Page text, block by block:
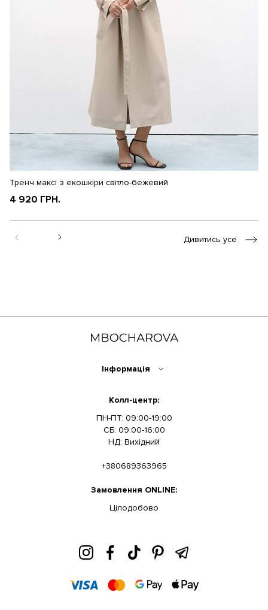
Тренч максі з екошкіри світло-бежевий
4 920 ГРН.
Дивитись усе
Інформація
Колл-центр:
ПН-ПТ: 09:00-19:00
СБ: 09:00-16:00
НД: Вихідний
+380689363965
Замовлення ONLINE:
Цілодобово